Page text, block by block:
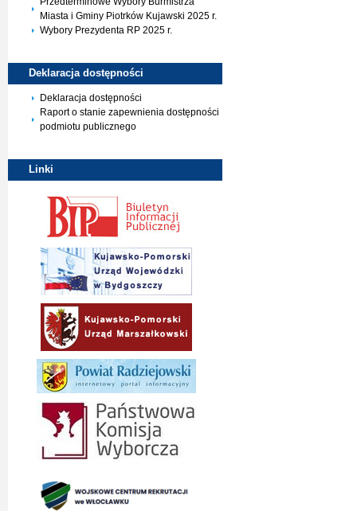
Miasta i Gminy Piotrków Kujawski 2025 r.
Wybory Prezydenta RP 2025 r.
Deklaracja dostępności
Deklaracja dostępności
Raport o stanie zapewnienia dostępności
podmiotu publicznego
Linki